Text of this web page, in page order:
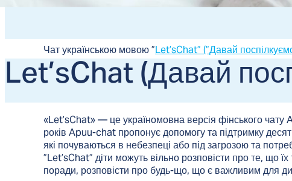
Let’sC­hat (Давай
Підтримка
Чат українською мовою ”Let’sChat” (”Давай
пропонує дітям та молоді можливість анонімно та
нашими спеціалістами про свої переживання,
«Let’sChat» — це україномовна версія фінського чату
років Apuu-chat пропонує допомогу та підтримку
які почуваються в небезпеці або під загрозою та
”Let’sChat” діти можуть вільно розповісти про те, що
поради, розповісти про будь-що, що є важливим для